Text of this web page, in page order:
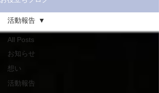
All Posts
お知らせ
想い
活動報告
活動報告